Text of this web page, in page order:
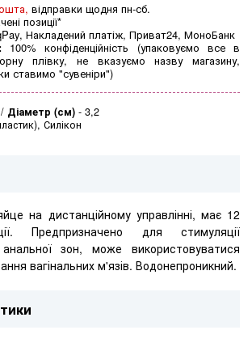
відправки щодня пн-сб.
позиції*
Накладений платіж, Приват24, МоноБанк
100% конфіденційність (упаковуємо все в
плівку, не вказуємо назву магазину,
ставимо "сувеніри")
Діаметр (см) - 3,2
Силікон
на дистанційному управлінні, має 12
Предпризначено для стимуляції
анальної зон, може використовуватися
вагінальних м'язів. Водонепроникний.